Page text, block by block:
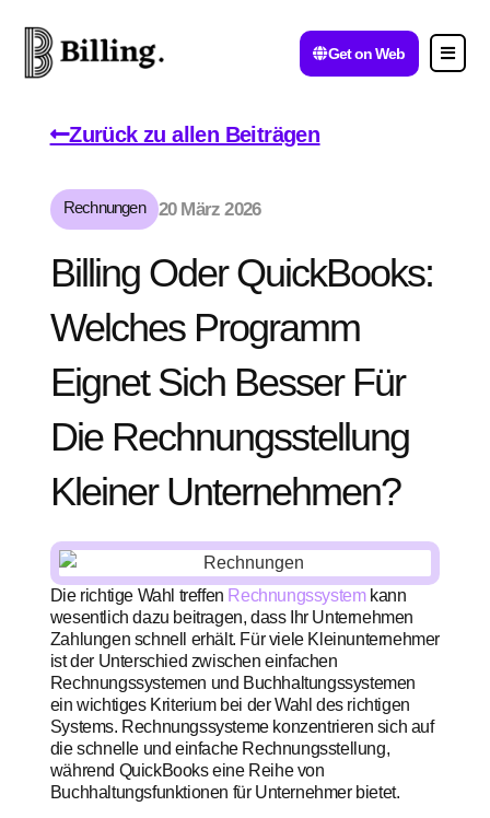
Get on Web
Zurück zu allen Beiträgen
Rechnungen 20 März 2026
Billing Oder QuickBooks:
Welches Programm
Eignet Sich Besser Für
Die Rechnungsstellung
Kleiner Unternehmen?
Die richtige Wahl treffen Rechnungssystemkann
wesentlich dazu beitragen, dass Ihr Unternehmen
Zahlungen schnell erhält. Für viele Kleinunternehmer
ist der Unterschied zwischen einfachen
Rechnungssystemen und Buchhaltungssystemen
ein wichtiges Kriterium bei der Wahl des richtigen
Systems. Rechnungssysteme konzentrieren sich auf
die schnelle und einfache Rechnungsstellung,
während QuickBooks eine Reihe von
Buchhaltungsfunktionen für Unternehmer bietet.